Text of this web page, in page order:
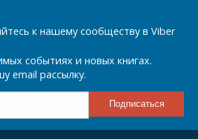
к нашему сообществу в Viber
событиях и новых книгах.
email рассылку.